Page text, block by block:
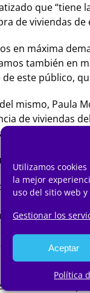
Utilizamos
la mejor
uso del sitio web
Gestionar los
Aceptar
Política
que
de viviendas
en máxima
también
este público,
mismo, Paula
de viviendas
del
del
Así, el
la amplia
o el denominado
ciento se
de 170